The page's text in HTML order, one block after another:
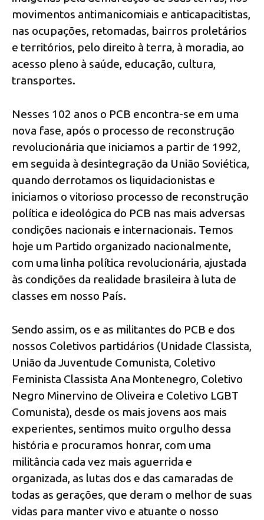
movimentos antimanicomiais e anticapacitistas,
nas ocupações, retomadas, bairros proletários
e territórios, pelo direito à terra, à moradia, ao
acesso pleno à saúde, educação, cultura,
transportes.
Nesses 102 anos o PCB encontra-se em uma
nova fase, após o processo de reconstrução
revolucionária que iniciamos a partir de 1992,
em seguida à desintegração da União Soviética,
quando derrotamos os liquidacionistas e
iniciamos o vitorioso processo de reconstrução
política e ideológica do PCB nas mais adversas
condições nacionais e internacionais. Temos
hoje um Partido organizado nacionalmente,
com uma linha política revolucionária, ajustada
às condições da realidade brasileira à luta de
classes em nosso País.
Sendo assim, os e as militantes do PCB e dos
nossos Coletivos partidários (Unidade Classista,
União da Juventude Comunista, Coletivo
Feminista Classista Ana Montenegro, Coletivo
Negro Minervino de Oliveira e Coletivo LGBT
Comunista), desde os mais jovens aos mais
experientes, sentimos muito orgulho dessa
história e procuramos honrar, com uma
militância cada vez mais aguerrida e
organizada, as lutas dos e das camaradas de
todas as gerações, que deram o melhor de suas
vidas para manter vivo e atuante o nosso